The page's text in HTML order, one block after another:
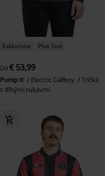
Exkluzívne Plus Size
Od € 53,99
Pump It Electric Callboy
Tričká
s dlhými rukávmi